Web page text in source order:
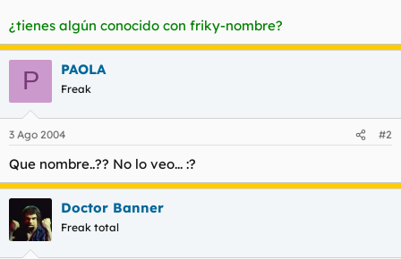
m
a
¿tienes algún conocido con friky-nombre?
P PAOLA
Freak
3 Ago 2004 #2
Que nombre..?? No lo veo... :?
Doctor Banner
Freak total